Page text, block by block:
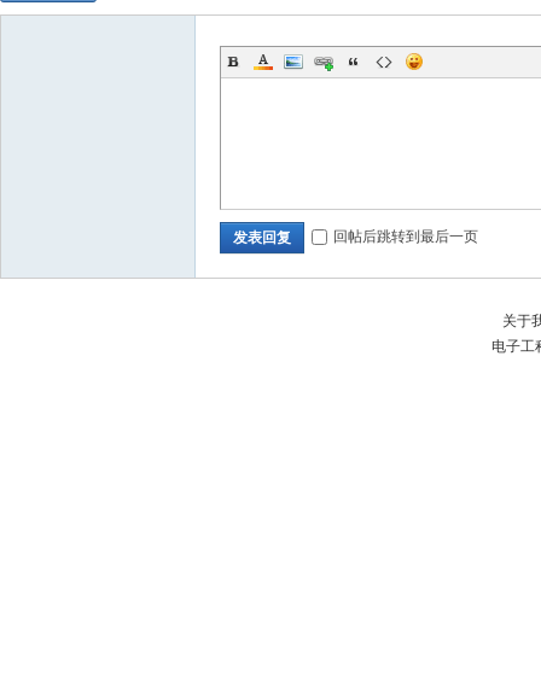
发表回复 回帖后跳转到最后一页
关于
电子工